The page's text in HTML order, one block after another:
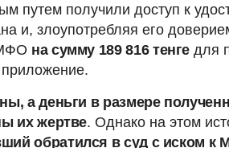
путем получили доступ к
и, злоупотребляя его
на сумму 189 816 тенге для
а деньги в размере
их жертве. Однако на этом
обратился в суд с иском к